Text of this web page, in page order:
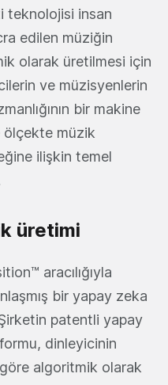
teknolojisi insan
edilen müziğin
olarak üretilmesi için
ve müzisyenlerin
bir makine
ölçekte müzik
ilişkin temel
üretimi
aracılığıyla
bir yapay zeka
patentli yapay
dinleyicinin
algoritmik olarak